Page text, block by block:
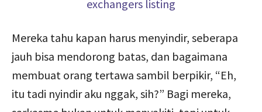
Mereka tahu kapan harus menyindir, seberapa
jauh bisa mendorong batas, dan bagaimana
membuat orang tertawa sambil berpikir, “Eh,
itu tadi nyindir aku nggak, sih?” Bagi mereka,